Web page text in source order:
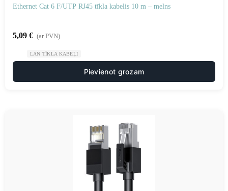
Ethernet Cat 6 F/UTP RJ45 tīkla kabelis 10 m – melns
5,09 € (ar PVN)
LAN TĪKLA KABEĻI
Pievienot grozam